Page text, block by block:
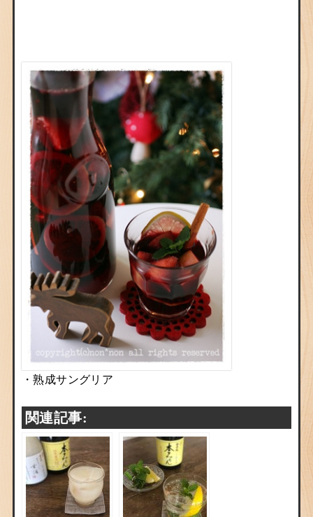
・熟成サングリア
関連記事: